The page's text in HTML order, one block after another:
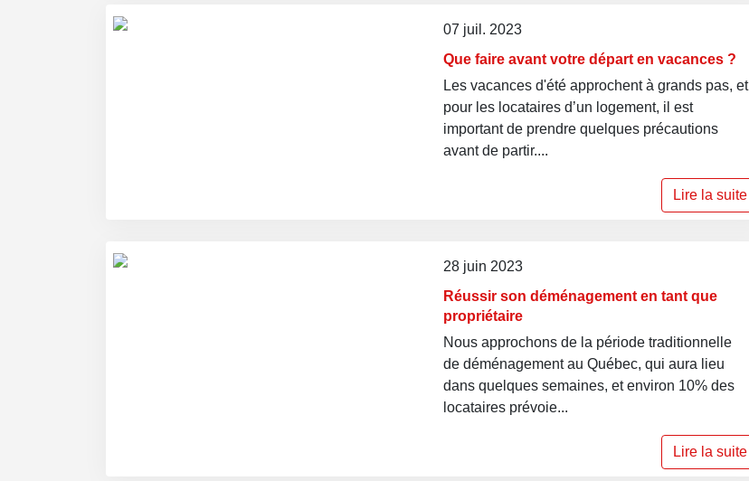
Lire la suite
07 juil. 2023
Que faire avant votre départ en vacances ?
Les vacances d'été approchent à grands pas, et
pour les locataires d’un logement, il est
important de prendre quelques précautions
avant de partir....
Lire la suite
28 juin 2023
Réussir son déménagement en tant que
propriétaire
Nous approchons de la période traditionnelle
de déménagement au Québec, qui aura lieu
dans quelques semaines, et environ 10% des
locataires prévoie...